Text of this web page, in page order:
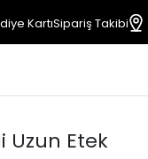
KartıSipariş Takibi
Uzun Etek